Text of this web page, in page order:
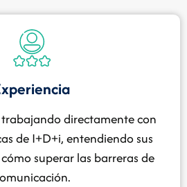
directamente con
de I+D+i, entendiendo sus
superar las barreras de